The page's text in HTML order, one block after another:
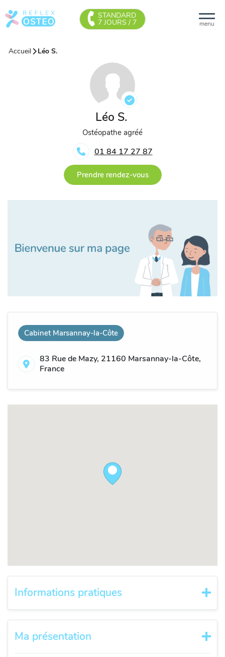
menu
STANDARD
7 JOURS / 7
Accueil Léo S.
Léo S.
Ostéopathe agréé
01 84 17 27 87
Prendre rendez-vous
Cabinet Marsannay-la-Côte
83 Rue de Mazy, 21160 Marsannay-la-Côte,
France
Informations pratiques
Ma présentation